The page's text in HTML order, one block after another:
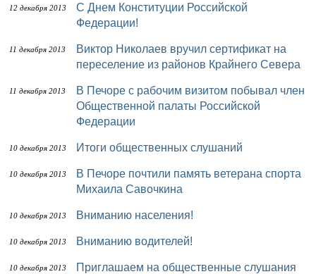
12 декабря 2013
С Днем Конституции Российской
Федерации!
11 декабря 2013
Виктор Николаев вручил сертификат на
переселение из районов Крайнего Севера
11 декабря 2013
В Печоре с рабочим визитом побывал член
Общественной палаты Российской
Федерации
10 декабря 2013 Итоги общественных слушаний
10 декабря 2013
В Печоре почтили память ветерана спорта
Михаила Савочкина
10 декабря 2013 Вниманию населения!
10 декабря 2013 Вниманию водителей!
10 декабря 2013 Приглашаем на общественные слушания